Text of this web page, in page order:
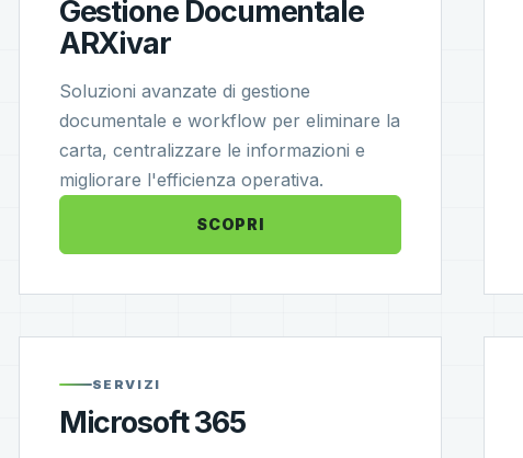
Gestione Documentale
ARXivar
Soluzioni avanzate di gestione
documentale e workflow per eliminare la
carta, centralizzare le informazioni e
migliorare l'efficienza operativa.
SCOPRI
SERVIZI
Microsoft 365